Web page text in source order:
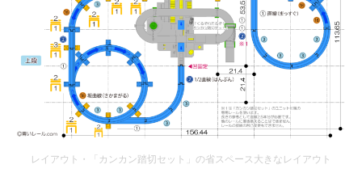
レイアウト・「カンカン踏切セット」の省スペース大きなレイアウト